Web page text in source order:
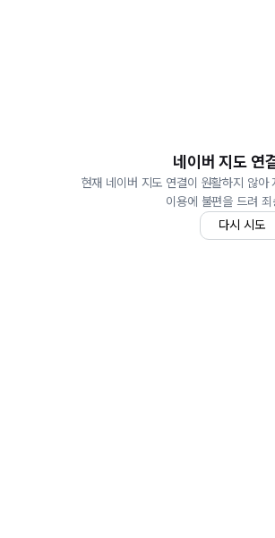
네이버 지도 연
현재 네이버 지도 연결이 원활하지 않아
이용에 불편을 드려 죄
다시 시도